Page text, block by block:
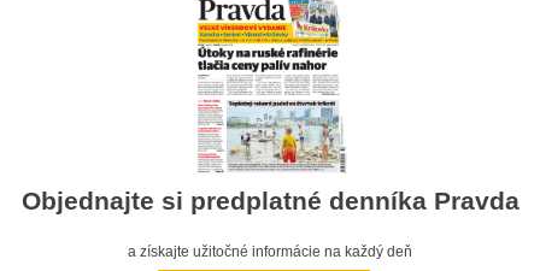
Objednajte si predplatné denníka Pravda
a získajte užitočné informácie na každý deň